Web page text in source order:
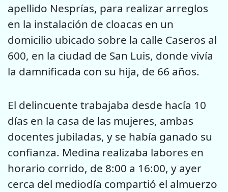
apellido Nesprías, para realizar arreglos
en la instalación de cloacas en un
domicilio ubicado sobre la calle Caseros al
600, en la ciudad de San Luis, donde vivía
la damnificada con su hija, de 66 años.
El delincuente trabajaba desde hacía 10
días en la casa de las mujeres, ambas
docentes jubiladas, y se había ganado su
confianza. Medina realizaba labores en
horario corrido, de 8:00 a 16:00, y ayer
cerca del mediodía compartió el almuerzo